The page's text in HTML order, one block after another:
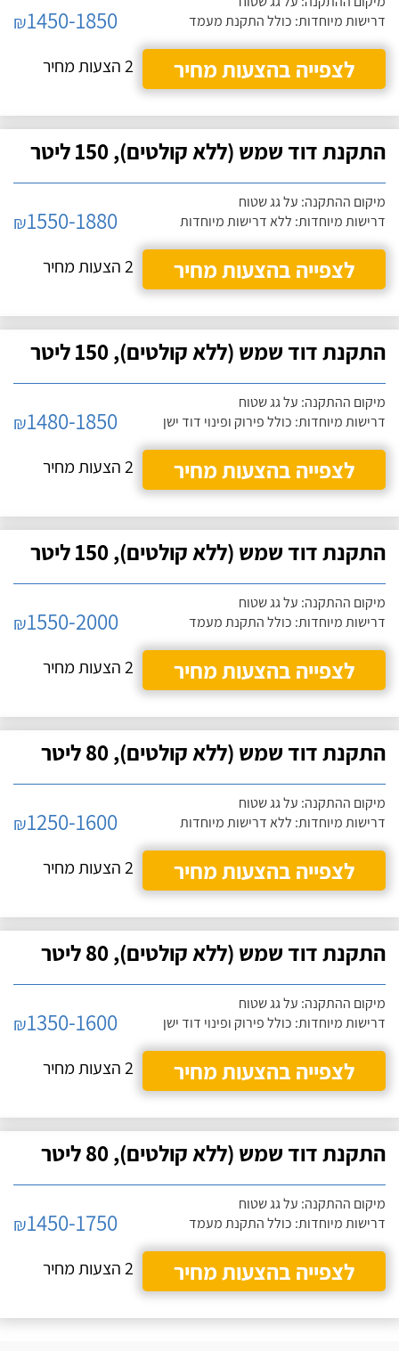
דרישות מיוחדות: כולל התקנת מעמד
₪1450-1850
לצפייה בהצעות מחיר
2 הצעות מחיר
התקנת דוד שמש (ללא קולטים), 150 ליטר
מיקום ההתקנה: על גג שטוח
דרישות מיוחדות: ללא דרישות מיוחדות
₪1550-1880
לצפייה בהצעות מחיר
2 הצעות מחיר
התקנת דוד שמש (ללא קולטים), 150 ליטר
מיקום ההתקנה: על גג שטוח
דרישות מיוחדות: כולל פירוק ופינוי דוד ישן
₪1480-1850
לצפייה בהצעות מחיר
2 הצעות מחיר
התקנת דוד שמש (ללא קולטים), 150 ליטר
מיקום ההתקנה: על גג שטוח
דרישות מיוחדות: כולל התקנת מעמד
₪1550-2000
לצפייה בהצעות מחיר
2 הצעות מחיר
התקנת דוד שמש (ללא קולטים), 80 ליטר
מיקום ההתקנה: על גג שטוח
דרישות מיוחדות: ללא דרישות מיוחדות
₪1250-1600
לצפייה בהצעות מחיר
2 הצעות מחיר
התקנת דוד שמש (ללא קולטים), 80 ליטר
מיקום ההתקנה: על גג שטוח
דרישות מיוחדות: כולל פירוק ופינוי דוד ישן
₪1350-1600
לצפייה בהצעות מחיר
2 הצעות מחיר
התקנת דוד שמש (ללא קולטים), 80 ליטר
מיקום ההתקנה: על גג שטוח
דרישות מיוחדות: כולל התקנת מעמד
₪1450-1750
לצפייה בהצעות מחיר
2 הצעות מחיר